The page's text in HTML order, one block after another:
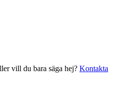
vill du bara säga hej? Kontakta